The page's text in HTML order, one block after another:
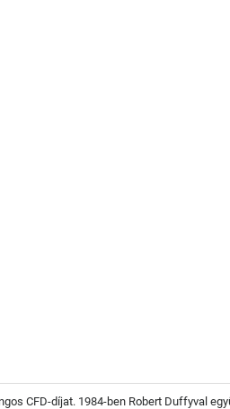
CFD-díjat. 1984-ben Robert Duffyval